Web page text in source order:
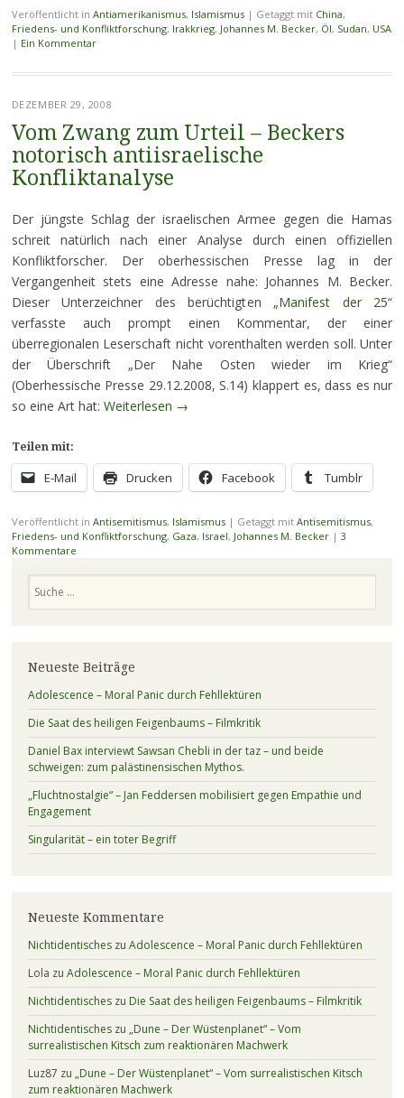
Veröffentlicht in Antiamerikanismus, Islamismus | Getaggt mit China,
Friedens- und Konfliktforschung, Irakkrieg, Johannes M. Becker, Öl, Sudan, USA
| Ein Kommentar
DEZEMBER 29, 2008
Vom Zwang zum Urteil – Beckers
notorisch antiisraelische
Konfliktanalyse
Der jüngste Schlag der israelischen Armee gegen die Hamas
schreit natürlich nach einer Analyse durch einen offiziellen
Konfliktforscher. Der oberhessischen Presse lag in der
Vergangenheit stets eine Adresse nahe: Johannes M. Becker.
Dieser Unterzeichner des berüchtigten „Manifest der 25“
verfasste auch prompt einen Kommentar, der einer
überregionalen Leserschaft nicht vorenthalten werden soll. Unter
der Überschrift „Der Nahe Osten wieder im Krieg“
(Oberhessische Presse 29.12.2008, S.14) klappert es, dass es nur
so eine Art hat: Weiterlesen →
Teilen mit:
E-Mail Drucken Facebook Tumblr
Veröffentlicht in Antisemitismus, Islamismus | Getaggt mit Antisemitismus,
Friedens- und Konfliktforschung, Gaza, Israel, Johannes M. Becker | 3
Kommentare
Neueste Beiträge
Adolescence – Moral Panic durch Fehllektüren
Die Saat des heiligen Feigenbaums – Filmkritik
Daniel Bax interviewt Sawsan Chebli in der taz – und beide
schweigen: zum palästinensischen Mythos.
„Fluchtnostalgie“ – Jan Feddersen mobilisiert gegen Empathie und
Engagement
Singularität – ein toter Begriff
Neueste Kommentare
Nichtidentischeszu Adolescence – Moral Panic durch Fehllektüren
Lola zu Adolescence – Moral Panic durch Fehllektüren
Nichtidentischeszu Die Saat des heiligen Feigenbaums – Filmkritik
Nichtidentischeszu „Dune – Der Wüstenplanet“ – Vom
surrealistischen Kitsch zum reaktionären Machwerk
Luz87 zu „Dune – Der Wüstenplanet“ – Vom surrealistischen Kitsch
zum reaktionären Machwerk